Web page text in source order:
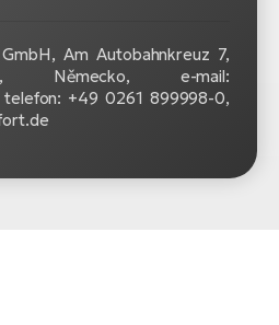
Am Autobahnkreuz 7,
Německo, e-mail:
telefon: +49 0261 899998‍-‍0,